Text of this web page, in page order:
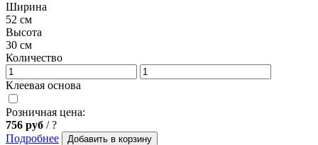
Ширина
52 см
Высота
30 см
Количество
Клеевая основа
Розничная цена:
756 руб /?
Подробнее
Добавить в корзину